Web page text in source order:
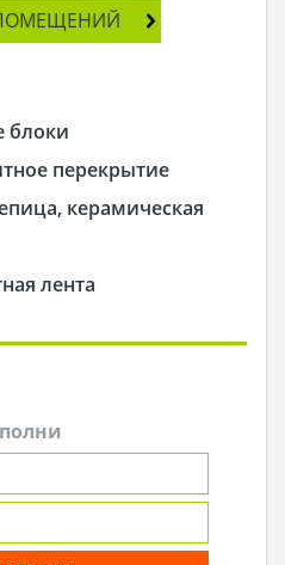
блоки
перекрытие
керамическая
лента